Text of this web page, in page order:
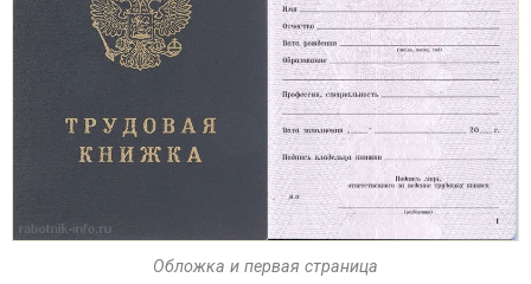
Обложка и первая страница